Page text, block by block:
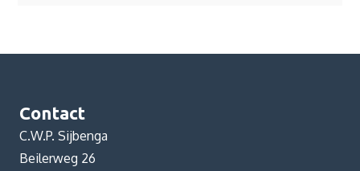
Contact
C.W.P. Sijbenga
Beilerweg 26